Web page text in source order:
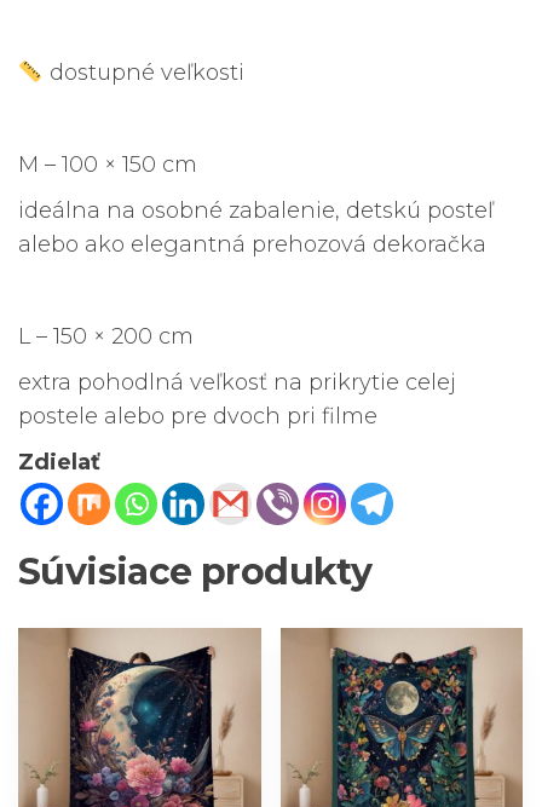
dostupné veľkosti
M – 100 × 150 cm
ideálna na osobné zabalenie, detskú posteľ
alebo ako elegantná prehozová dekoračka
L – 150 × 200 cm
extra pohodlná veľkosť na prikrytie celej
postele alebo pre dvoch pri filme
Zdielať
Súvisiace produkty